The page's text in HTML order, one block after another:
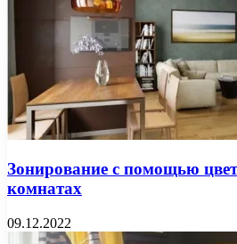
Зонирование с помощью
комнатах
09.12.2022